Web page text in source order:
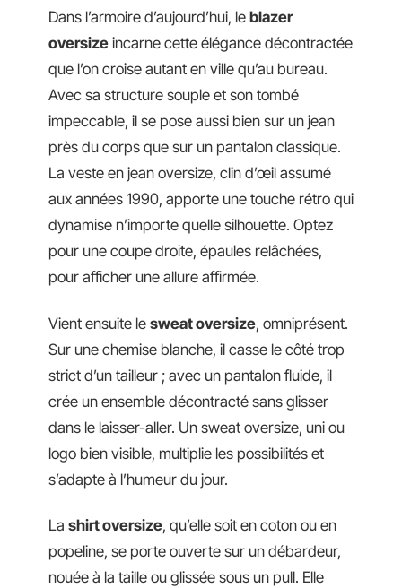
Dans l’armoire d’aujourd’hui, le blazer
oversize incarne cette élégance décontractée
que l’on croise autant en ville qu’au bureau.
Avec sa structure souple et son tombé
impeccable, il se pose aussi bien sur un jean
près du corps que sur un pantalon classique.
La veste en jean oversize, clin d’œil assumé
aux années 1990, apporte une touche rétro qui
dynamise n’importe quelle silhouette. Optez
pour une coupe droite, épaules relâchées,
pour afficher une allure affirmée.
Vient ensuite le sweat oversize, omniprésent.
Sur une chemise blanche, il casse le côté trop
strict d’un tailleur ; avec un pantalon fluide, il
crée un ensemble décontracté sans glisser
dans le laisser-aller. Un sweat oversize, uni ou
logo bien visible, multiplie les possibilités et
s’adapte à l’humeur du jour.
La shirt oversize, qu’elle soit en coton ou en
popeline, se porte ouverte sur un débardeur,
nouée à la taille ou glissée sous un pull. Elle